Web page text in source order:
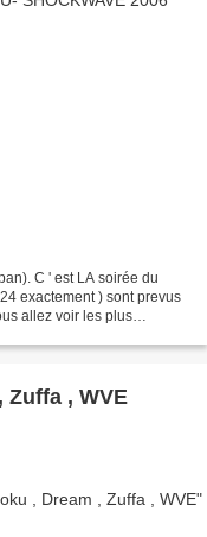
C ' est LA soirée du
exactement ) sont prevus
allez voir les plus
Zuffa , WVE